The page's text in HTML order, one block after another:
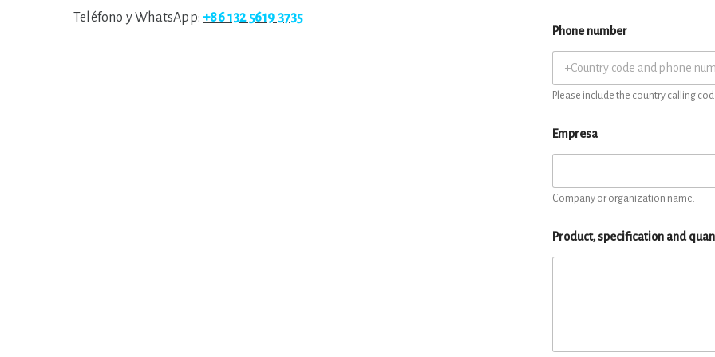
Teléfono y WhatsApp:+86 132 5619 3735
Phone number
Please include the country calling
Empresa
Company or organization name.
Product, specification and